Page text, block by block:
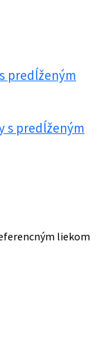
predĺženým
s predĺženým
liekom